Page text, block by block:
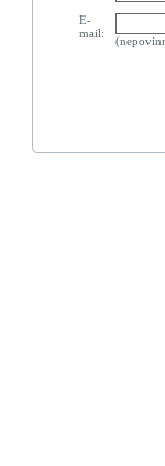
E-
mail: